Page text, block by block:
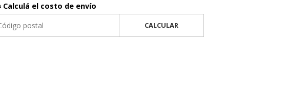
Calculá el costo de envío
CALCULAR